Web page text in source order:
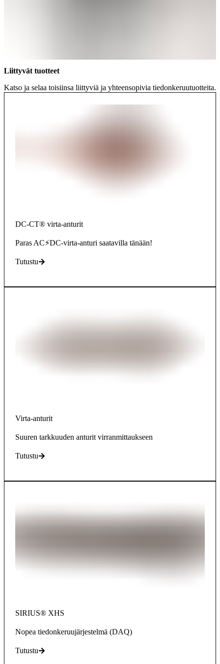
Liittyvät tuotteet
Katso ja selaa toisiinsa liittyviä ja yhteensopivia tiedonkeruutuotteita.
DC-CT® virta-anturit
Paras AC⚡DC-virta-anturi saatavilla tänään!
Tutustu
Virta-anturit
Suuren tarkkuuden anturit virranmittaukseen
Tutustu
SIRIUS® XHS
Nopea tiedonkeruujärjestelmä (DAQ)
Tutustu